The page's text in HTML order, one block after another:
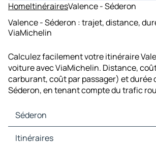
HomeItinérairesValence - Séderon
Valence - Séderon : trajet, distance,
ViaMichelin
Calculez facilement votre itinéraire
voiture avec ViaMichelin. Distance,
carburant, coût par passager) et durée
Séderon, en tenant compte du trafic
Séderon
Séderon Cartes et plans
Itinéraires